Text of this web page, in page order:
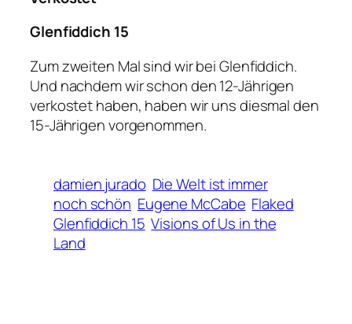
Glenfiddich 15
Zum zweiten Mal sind wir bei Glenfiddich.
Und nachdem wir schon den 12-Jährigen
verkostet haben, haben wir uns diesmal den
15-Jährigen vorgenommen.
damien jurado Die Welt ist immer
noch schön Eugene McCabe Flaked
Glenfiddich 15 Visions of Us in the
Land